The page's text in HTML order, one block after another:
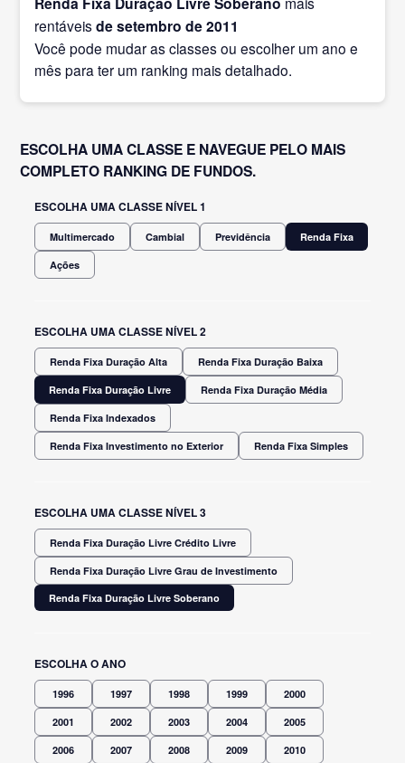
rentáveisde setembro de 2011
Você pode mudar as classes ou escolher um ano e
mês para ter um ranking mais detalhado.
ESCOLHA UMA CLASSE E NAVEGUE PELO MAIS
COMPLETO RANKING DE FUNDOS.
ESCOLHA UMA CLASSE NÍVEL 1
Multimercado Cambial Previdência Renda Fixa
Ações
ESCOLHA UMA CLASSE NÍVEL 2
Renda Fixa Duração Alta Renda Fixa Duração Baixa
Renda Fixa Duração Livre Renda Fixa Duração Média
Renda Fixa Indexados
Renda Fixa Investimento no Exterior Renda Fixa Simples
ESCOLHA UMA CLASSE NÍVEL 3
Renda Fixa Duração Livre Crédito Livre
Renda Fixa Duração Livre Grau de Investimento
Renda Fixa Duração Livre Soberano
ESCOLHA O ANO
1996 1997 1998 1999 2000
2001 2002 2003 2004 2005
2006 2007 2008 2009 2010